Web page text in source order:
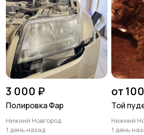
3 000 ₽
Полировка Фар
Нижний Новгород
1 день назад
от
Той
Нижний
1 день